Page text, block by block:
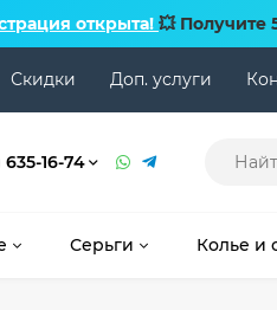
открыта! 💥 Получите
Скидки Доп. услуги
16-74
Серьги Колье и